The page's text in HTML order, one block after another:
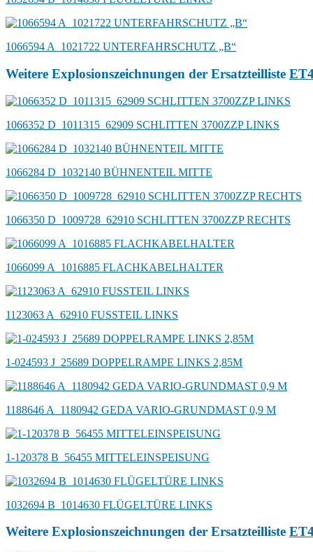
1066594 A_1021722 UNTERFAHRSCHUTZ „B“
Weitere Explosionszeichnungen der Ersatzteilliste
1066352 D_1011315_62909 SCHLITTEN 3700ZZP LINKS
1066284 D_1032140 BÜHNENTEIL MITTE
1066350 D_1009728_62910 SCHLITTEN 3700ZZP RECHTS
1066099 A_1016885 FLACHKABELHALTER
1123063 A_62910 FUSSTEIL LINKS
1-024593 J_25689 DOPPELRAMPE LINKS 2,85M
1188646 A_1180942 GEDA VARIO-GRUNDMAST 0,9 M
1-120378 B_56455 MITTELEINSPEISUNG
1032694 B_1014630 FLÜGELTÜRE LINKS
Weitere Explosionszeichnungen der Ersatzteilliste